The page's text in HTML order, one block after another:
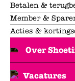
Betalen &
Member &
Acties &
Over
Vacatures